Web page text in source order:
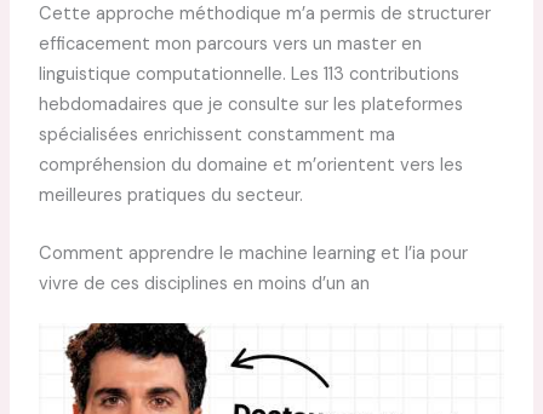
Cette approche méthodique m’a permis de structurer
efficacement mon parcours vers un master en
linguistique computationnelle. Les 113 contributions
hebdomadaires que je consulte sur les plateformes
spécialisées enrichissent constamment ma
compréhension du domaine et m’orientent vers les
meilleures pratiques du secteur.
Comment apprendre le machine learning et l’ia pour
vivre de ces disciplines en moins d’un an